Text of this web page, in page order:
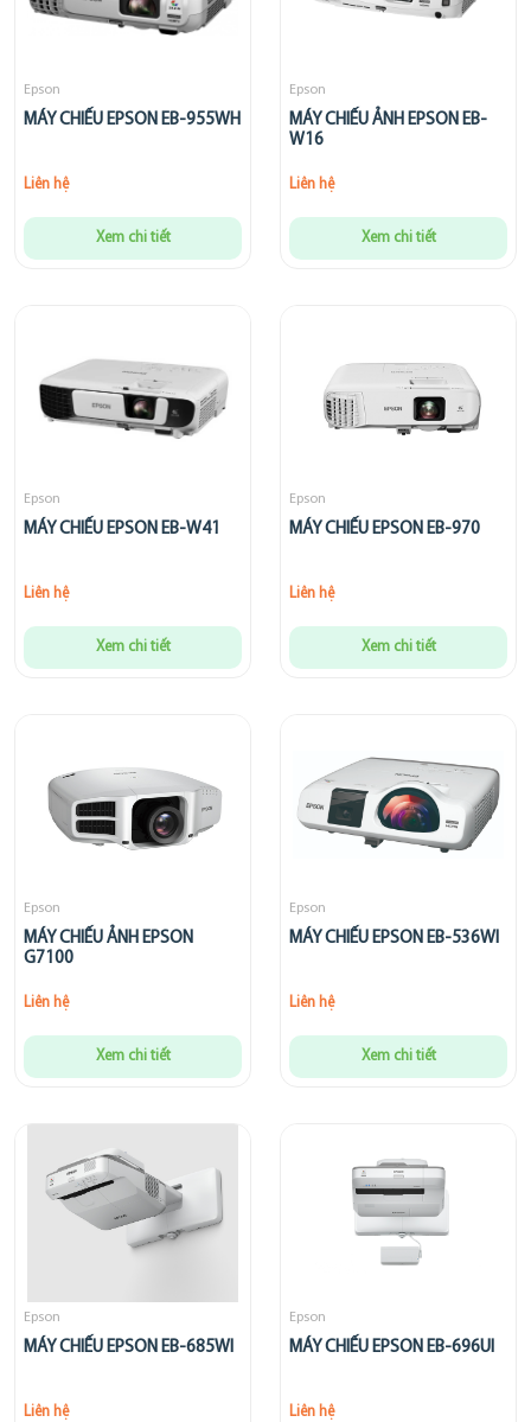
Epson
MÁY CHIẾU EPSON EB-955WH
Liên hệ
Xem chi tiết
Epson
MÁY CHIẾU ẢNH EPSON EB-
W16
Liên hệ
Xem chi tiết
Epson
MÁY CHIẾU EPSON EB-W41
Liên hệ
Xem chi tiết
Epson
MÁY CHIẾU EPSON EB-970
Liên hệ
Xem chi tiết
Epson
MÁY CHIẾU ẢNH EPSON
G7100
Liên hệ
Xem chi tiết
Epson
MÁY CHIẾU EPSON EB-536WI
Liên hệ
Xem chi tiết
Epson
MÁY CHIẾU EPSON EB-685WI
Liên hệ
Epson
MÁY CHIẾU EPSON EB-696UI
Liên hệ